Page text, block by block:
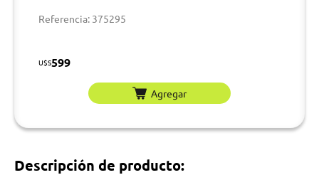
Referencia: 375295
U$S599
Agregar
Descripción de producto: